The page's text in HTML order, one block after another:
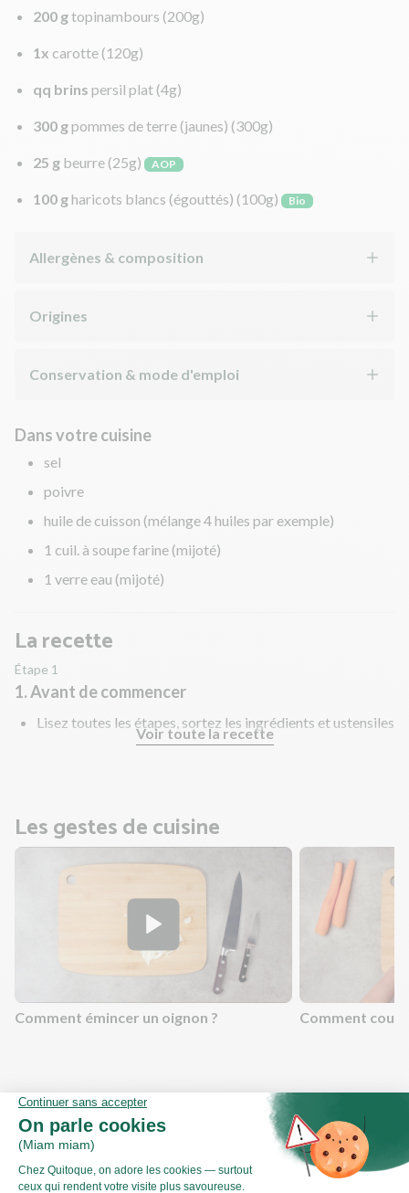
200 gtopinambours (200g)
1x carotte (120g)
qq brins persil plat (4g)
300 gpommes de terre (jaunes) (300g)
25 g beurre (25g) AOP
100 gharicots blancs (égouttés) (100g) Bio
Allergènes & composition
Origines
Conservation & mode d'emploi
Dans votre cuisine
sel
poivre
huile de cuisson (mélange 4 huiles par exemple)
1 cuil. à soupe farine (mijoté)
1 verre eau (mijoté)
La recette
Étape 1
1. Avant de commencer
Lisez toutes les étapes, sortez les ingrédients et ustensiles
nécessaires et rincez les fruits et légumes !
Voir toute la recette
Les gestes de cuisine
Comment émincer un oignon ? Comment
Valeurs nutritionnelles
Par personne Pour 100g